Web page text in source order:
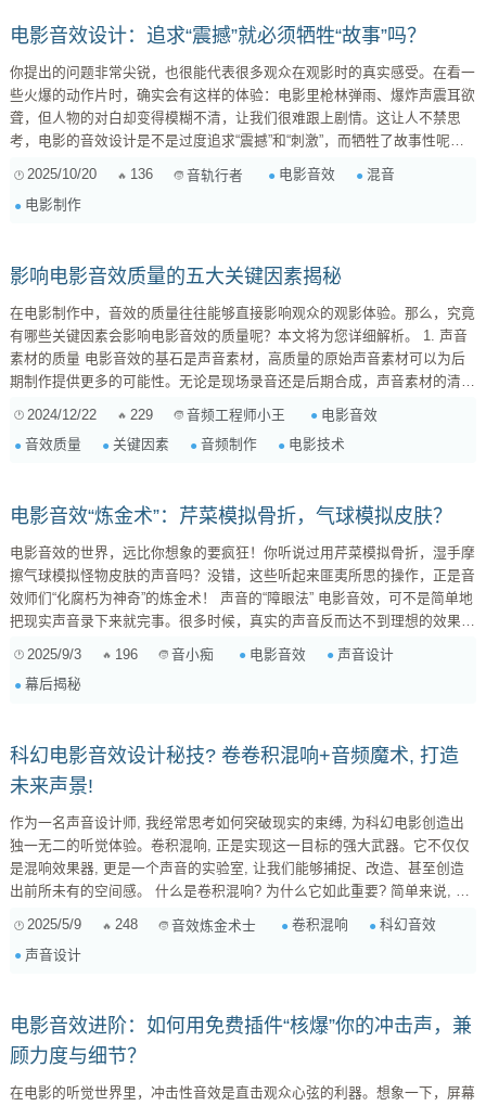
电影音效设计：追求“震撼”就必须牺牲“故事”吗？
你提出的问题非常尖锐，也很能代表很多观众在观影时的真实感受。在看一
些火爆的动作片时，确实会有这样的体验：电影里枪林弹雨、爆炸声震耳欲
聋，但人物的对白却变得模糊不清，让我们很难跟上剧情。这让人不禁思
考，电影的音效设计是不是过度追求“震撼”和“刺激”，而牺牲了故事性呢？
要回答这个问题，我们首先要理解电影音效设计的复杂性。它远不止是简单
地加入爆炸声和枪声，而是 一个多层次、多目标的艺术与技术过程 。 1. 音
效设计的核心目标：营造沉浸感与情感 电影音效设计师（Sound
2025/10/20 136 音轨行者 电影音效
混音
电影制作
影响电影音效质量的五大关键因素揭秘
在电影制作中，音效的质量往往能够直接影响观众的观影体验。那么，究竟
有哪些关键因素会影响电影音效的质量呢？本文将为您详细解析。 1. 声音
素材的质量 电影音效的基石是声音素材，高质量的原始声音素材可以为后
期制作提供更多的可能性。无论是现场录音还是后期合成，声音素材的清晰
作中的核心环节，它决定了音效的风格、氛围和情感表达。优秀的音效设计
能够与画面完美结合，为观众带来沉浸式的观影体验。 3. 混音技术 混音是
2024/12/22 229 音频工程师小王
电影音效
音效质量
关键因素 音频制作 电影技术
电影音效“炼金术”：芹菜模拟骨折，气球模拟皮肤？
电影音效的世界，远比你想象的要疯狂！你听说过用芹菜模拟骨折，湿手摩
擦气球模拟怪物皮肤的声音吗？没错，这些听起来匪夷所思的操作，正是音
效师们“化腐朽为神奇”的炼金术！ 声音的“障眼法” 电影音效，可不是简单地
把现实声音录下来就完事。很多时候，真实的声音反而达不到理想的效果。
替代 。 音效师们会利用各种各样奇特的物品，创造出意想不到的声音...
2025/9/3 196 音小痴 电影音效
声音设计
幕后揭秘
科幻电影音效设计秘技? 卷卷积混响+音频魔术, 打造
未来声景!
作为一名声音设计师, 我经常思考如何突破现实的束缚, 为科幻电影创造出
独一无二的听觉体验。卷积混响, 正是实现这一目标的强大武器。它不仅仅
是混响效果器, 更是一个声音的实验室, 让我们能够捕捉、改造、甚至创造
出前所未有的空间感。 什么是卷积混响? 为什么它如此重要? 简单来说, 卷
积混响通过使用 冲击响应 (Impulse Response, IR) 来模拟真实或虚拟空间
的声学特性。IR 就像是空间的“指纹”, 记录了声音在空间中传播、反射、衰
减的所有信息。当我们将一个声音与 IR 进行卷积运算时, 就能得到这个声
2025/5/9 248 音效炼金术士 卷积混响
科幻音效
声音设计
电影音效进阶：如何用免费插件“核爆”你的冲击声，兼
顾力度与细节？
在电影的听觉世界里，冲击性音效是直击观众心弦的利器。想象一下，屏幕